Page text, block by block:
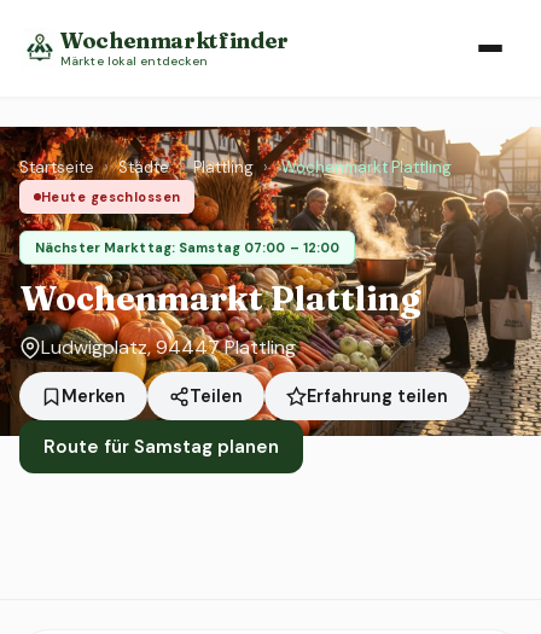
Wochenmarktfinder
Märkte lokal entdecken
Startseite › Städte › Plattling › Wochenmarkt Plattling
Heute geschlossen
Nächster Markttag: Samstag 07:00 – 12:00
Wochenmarkt Plattling
Ludwigplatz, 94447 Plattling
Merken Teilen Erfahrung teilen
Route für Samstag planen